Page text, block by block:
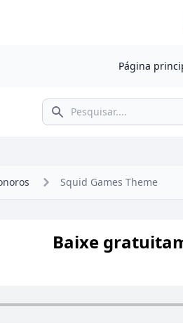
Página
Pesquisar
Squid Games Theme
Baixe